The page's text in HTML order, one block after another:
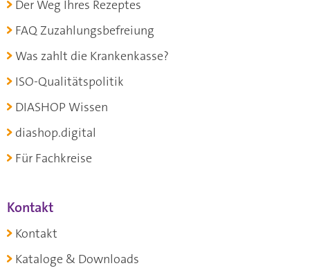
Der Weg Ihres Rezeptes
FAQ Zuzahlungsbefreiung
Was zahlt die Krankenkasse?
ISO-Qualitätspolitik
DIASHOP Wissen
diashop.digital
Für Fachkreise
Kontakt
Kontakt
Kataloge & Downloads